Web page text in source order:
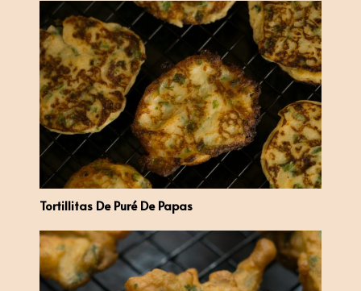
Tortillitas De Puré De Papas